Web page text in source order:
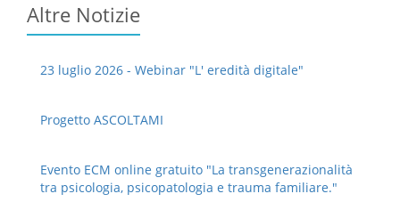
Altre Notizie
23 luglio 2026 - Webinar "L' eredità digitale"
Progetto ASCOLTAMI
Evento ECM online gratuito "La transgenerazionalità
tra psicologia, psicopatologia e trauma familiare."